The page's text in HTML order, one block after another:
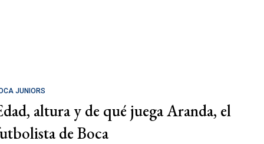
JUNIORS
altura y de qué juega Aranda, el
de Boca